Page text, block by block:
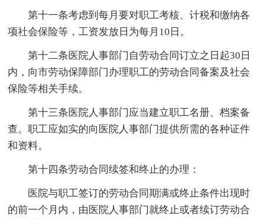
第十一条考虑到每月要对职工考核、计税和缴纳各
项社会保险等，工资发放日为每月10日。
第十二条医院人事部门自劳动合同订立之日起30日
内，向市劳动保障部门办理职工的劳动合同备案及社会
保险等相关手续。
第十三条医院人事部门应当建立职工名册、档案备
查。职工应如实的向医院人事部门提供所需的各种证件
和资料。
第十四条劳动合同续签和终止的办理：
医院与职工签订的劳动合同期满或终止条件出现时
的前一个月内，由医院人事部门就终止或者续订劳动合